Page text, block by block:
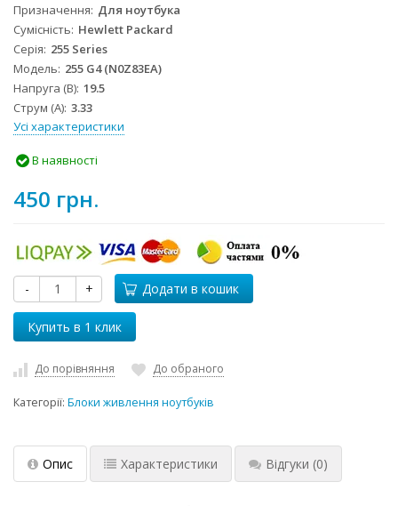
Призначення Для ноутбука
Сумісність Hewlett Packard
Серія 255 Series
Модель 255 G4 (N0Z83EA)
Напруга (В) 19.5
Струм (А) 3.33
Усі характеристики
В наявності
450 грн.
- + Додати в кошик
До порівняння До обраного
Категорії: Блоки живлення ноутбуків
Опис Характеристики Відгуки (0)